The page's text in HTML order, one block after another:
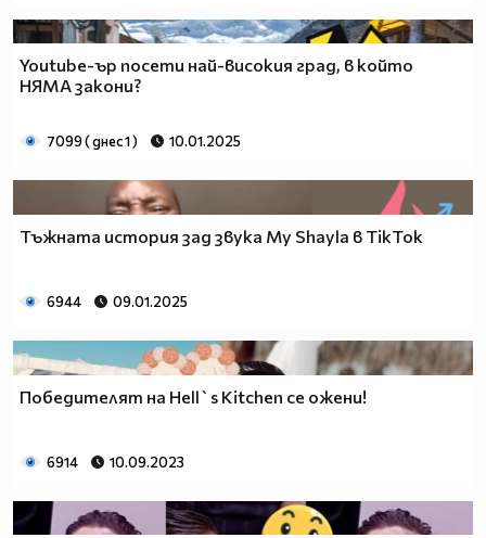
Youtube-ър посети най-високия град, в който
НЯМА закони?
7099 ( днес 1 ) 10.01.2025
Тъжната история зад звука My Shayla в TikTok
6944 09.01.2025
Победителят на Hell`s Kitchen се ожени!
6914 10.09.2023